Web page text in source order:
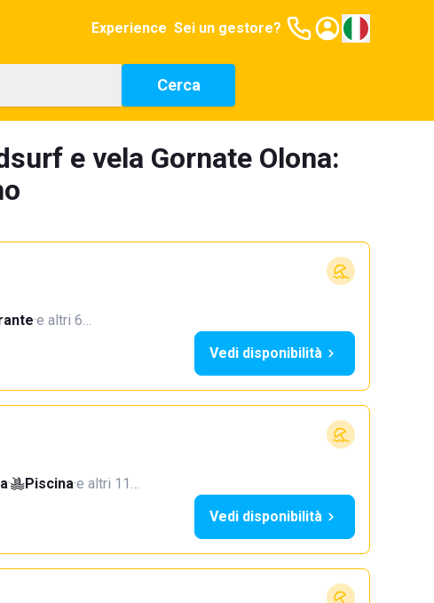
Experience Sei un gestore?
Cerca
e vela Gornate Olona:
·e altri 6…
Vedi disponibilità
· Piscina·e altri 11…
Vedi disponibilità